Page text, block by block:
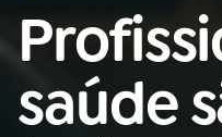
Buscar
na
Rádio
Nacional
saúde